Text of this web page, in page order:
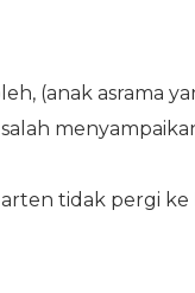
(anak asrama
tidak pergi ke